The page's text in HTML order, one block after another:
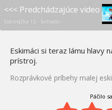
<<< Predchádzajúce video
Eskimáčka 13 - Švihadlo
Eskimáci si teraz lámu hlavy
prístroj.
Rozprávkové príbehy malej
Páčilo